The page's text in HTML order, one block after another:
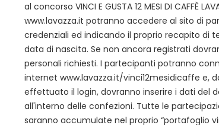
al concorso VINCI E GUSTA 12 MESI DI CAFFÈ
www.lavazza.it potranno accedere al sito di
credenziali ed indicando il proprio recapito di
data di nascita. Se non ancora registrati
personali richiesti. I partecipanti potranno
internet www.lavazza.it/vinci12mesidicaffe e,
effettuato il login, dovranno inserire i dati del
all'interno delle confezioni. Tutte le
saranno accumulate nel proprio “portafoglio